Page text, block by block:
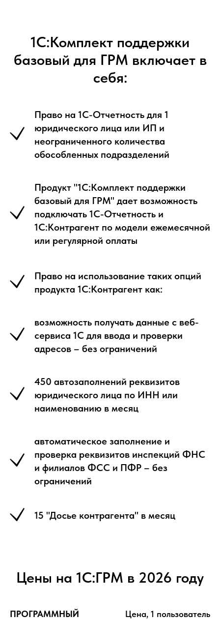
1С:Комплект поддержки
базовый для ГРМ включает в
себя:
Право на 1С-Отчетность для 1
юридического лица или ИП и
неограниченного количества
обособленных подразделений
Продукт "1С:Комплект поддержки
базовый для ГРМ" дает возможность
подключать 1С-Отчетность и
1С:Контрагент по модели ежемесячной
или регулярной оплаты
Право на использование таких опций
продукта 1С:Контрагент как:
возможность получать данные с веб-
сервиса 1С для ввода и проверки
адресов – без ограничений
450 автозаполнений реквизитов
юридического лица по ИНН или
наименованию в месяц
автоматическое заполнение и
проверка реквизитов инспекций ФНС
и филиалов ФСС и ПФР – без
ограничений
15 "Досье контрагента" в месяц
Цены на 1С:ГРМ в 2026 году
ПРОГРАММНЫЙ
Цена, 1 пользователь